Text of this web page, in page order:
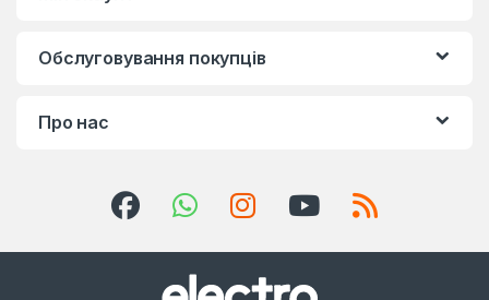
Обслуговування покупців
Про нас